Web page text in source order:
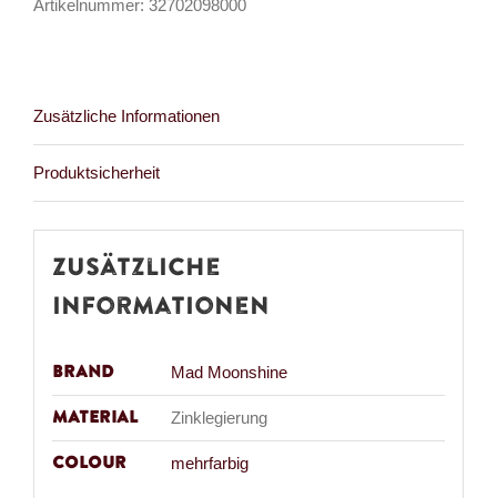
Artikelnummer: 32702098000
Zusätzliche Informationen
Produktsicherheit
Zusätzliche
Informationen
Brand Mad Moonshine
Material Zinklegierung
Colour mehrfarbig